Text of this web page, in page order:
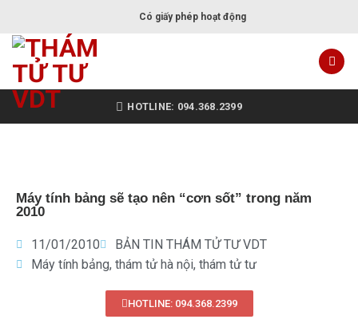
Có giấy phép hoạt động
HOTLINE: 094.368.2399
Máy tính bảng sẽ tạo nên “cơn sốt” trong năm
2010
11/01/2010
BẢN TIN THÁM TỬ TƯ VDT
Máy tính bảng, thám tử hà nội, thám tử tư
HOTLINE: 094.368.2399